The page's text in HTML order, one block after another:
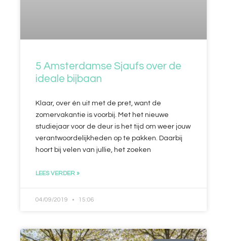
5 Amsterdamse Sjaufs over de
ideale bijbaan
Klaar, over én uit met de pret, want de
zomervakantie is voorbij. Met het nieuwe
studiejaar voor de deur is het tijd om weer jouw
verantwoordelijkheden op te pakken. Daarbij
hoort bij velen van jullie, het zoeken
LEES VERDER »
04/09/2019 15:06